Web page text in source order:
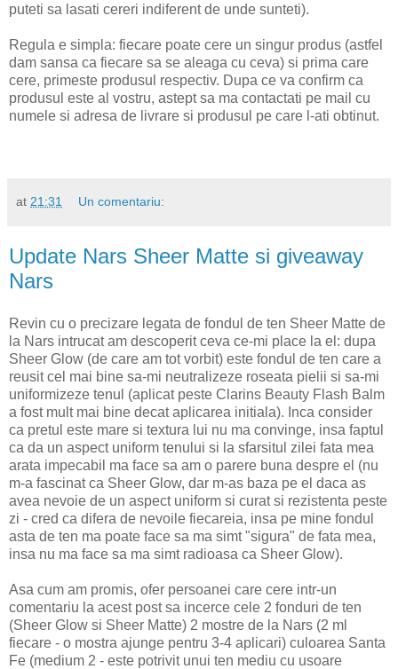
puteti sa lasati cereri indiferent de unde sunteti).
Regula e simpla: fiecare poate cere un singur produs (astfel
dam sansa ca fiecare sa se aleaga cu ceva) si prima care
cere, primeste produsul respectiv. Dupa ce va confirm ca
produsul este al vostru, astept sa ma contactati pe mail cu
numele si adresa de livrare si produsul pe care l-ati obtinut.
at 21:31 Un comentariu:
Update Nars Sheer Matte si giveaway
Nars
Revin cu o precizare legata de fondul de ten Sheer Matte de
la Nars intrucat am descoperit ceva ce-mi place la el: dupa
Sheer Glow (de care am tot vorbit) este fondul de ten care a
reusit cel mai bine sa-mi neutralizeze roseata pielii si sa-mi
uniformizeze tenul (aplicat peste Clarins Beauty Flash Balm
a fost mult mai bine decat aplicarea initiala). Inca consider
ca pretul este mare si textura lui nu ma convinge, insa faptul
ca da un aspect uniform tenului si la sfarsitul zilei fata mea
arata impecabil ma face sa am o parere buna despre el (nu
m-a fascinat ca Sheer Glow, dar m-as baza pe el daca as
avea nevoie de un aspect uniform si curat si rezistenta peste
zi - cred ca difera de nevoile fiecareia, insa pe mine fondul
asta de ten ma poate face sa ma simt "sigura" de fata mea,
insa nu ma face sa ma simt radioasa ca Sheer Glow).
Asa cum am promis, ofer persoanei care cere intr-un
comentariu la acest post sa incerce cele 2 fonduri de ten
(Sheer Glow si Sheer Matte) 2 mostre de la Nars (2 ml
fiecare - o mostra ajunge pentru 3-4 aplicari) culoarea Santa
Fe (medium 2 - este potrivit unui ten mediu cu usoare